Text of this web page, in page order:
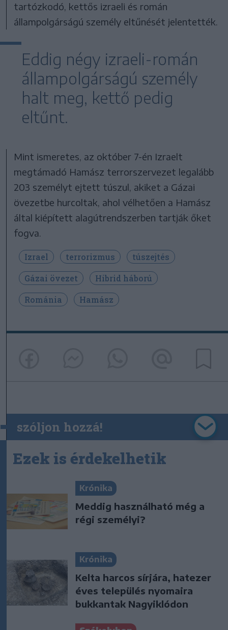
tartózkodó, kettős izraeli és román
állampolgárságú személy eltűnését jelentették.
Eddig négy izraeli-román
állampolgárságú személy
halt meg, kettő pedig
eltűnt.
Mint ismeretes, az október 7-én Izraelt
megtámadó Hamász terrorszervezet legalább
203 személyt ejtett túszul, akiket a Gázai
övezetbe hurcoltak, ahol vélhetően a Hamász
által kiépített alagútrendszerben tartják őket
fogva.
Izrael terrorizmus
túszejtés
Gázai övezet
Hibrid háború
Románia
Hamász
szóljon hozzá!
Ezek is érdekelhetik
Krónika
Meddig használható még a
régi személyi?
Krónika
Kelta harcos sírjára, hatezer
éves település nyomaira
bukkantak Nagyiklódon